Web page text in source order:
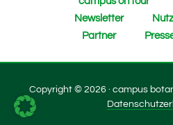
Newsletter
Partner
Copyright © 2026 · campus